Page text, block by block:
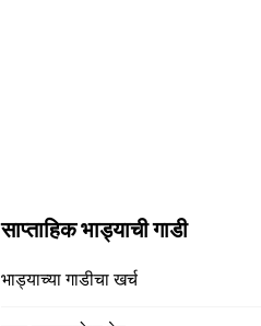
साप्ताहिक भाड्याची गाडी
भाड्याच्या गाडीचा खर्च